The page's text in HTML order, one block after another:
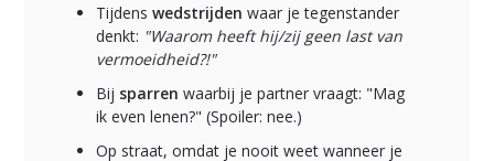
Tijdenswedstrijden waar je tegenstander
denkt: "Waarom heeft hij/zij geen last van
vermoeidheid?!"
Bij sparren waarbij je partner vraagt: "Mag
ik even lenen?" (Spoiler: nee.)
Op straat, omdat je nooit weet wanneer je